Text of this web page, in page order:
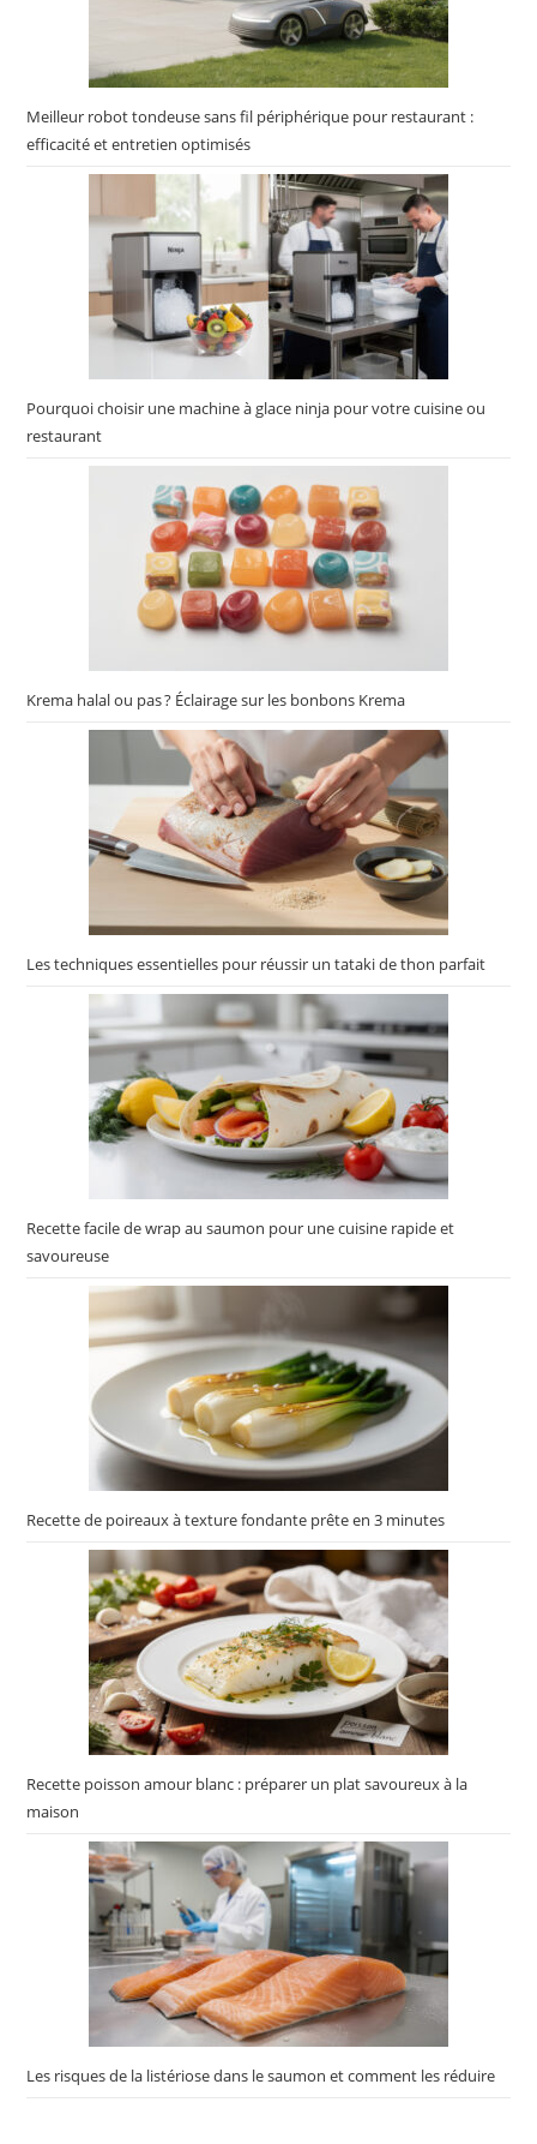
Meilleur robot tondeuse sans fil périphérique pour restaurant :
efficacité et entretien optimisés
Pourquoi choisir une machine à glace ninja pour votre cuisine ou
restaurant
Krema halal ou pas ? Éclairage sur les bonbons Krema
Les techniques essentielles pour réussir un tataki de thon parfait
Recette facile de wrap au saumon pour une cuisine rapide et
savoureuse
Recette de poireaux à texture fondante prête en 3 minutes
Recette poisson amour blanc : préparer un plat savoureux à la
maison
Les risques de la listériose dans le saumon et comment les réduire